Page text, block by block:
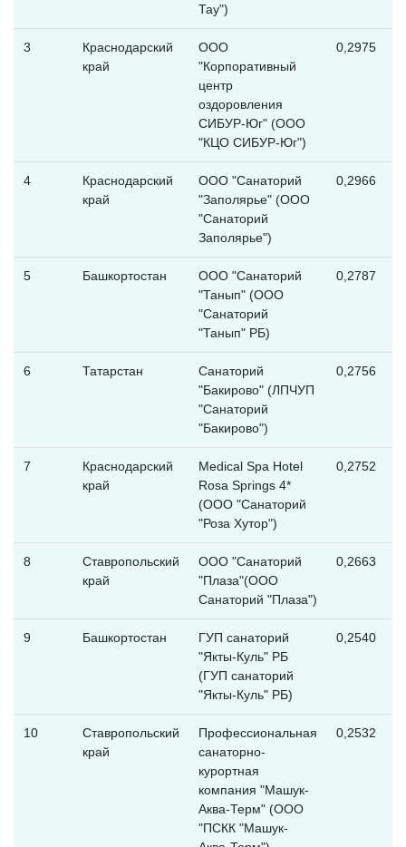
Тау")
3
Краснодарский
край
ООО
"Корпоративный
центр
оздоровления
СИБУР-Юг" (ООО
"КЦО СИБУР-Юг")
0,2975
4
Краснодарский
край
ООО "Санаторий
"Заполярье" (ООО
"Санаторий
Заполярье")
0,2966
5 Башкортостан
ООО "Санаторий
"Танып" (ООО
"Санаторий
"Танып" РБ)
0,2787
6 Татарстан
Санаторий
"Бакирово" (ЛПЧУП
"Санаторий
"Бакирово")
0,2756
7
Краснодарский
край
Medical Spa Hotel
Rosa Springs 4*
(ООО "Санаторий
"Роза Хутор")
0,2752
8
Ставропольский
край
ООО "Санаторий
"Плаза"(ООО
Санаторий "Плаза")
0,2663
9 Башкортостан
ГУП санаторий
"Якты-Куль" РБ
(ГУП санаторий
"Якты-Куль" РБ)
0,2540
10
Ставропольский
край
Профессиональная
санаторно-
курортная
компания "Машук-
Аква-Терм" (ООО
"ПСКК "Машук-
0,2532